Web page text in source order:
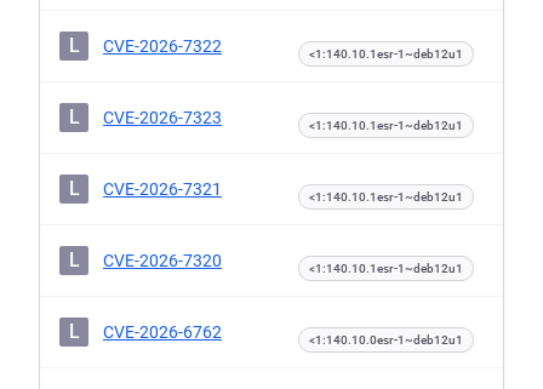
L CVE-2026-7322 <1:140.10.1esr-1~deb12u1
L CVE-2026-7323 <1:140.10.1esr-1~deb12u1
L CVE-2026-7321 <1:140.10.1esr-1~deb12u1
L CVE-2026-7320 <1:140.10.1esr-1~deb12u1
L CVE-2026-6762 <1:140.10.0esr-1~deb12u1